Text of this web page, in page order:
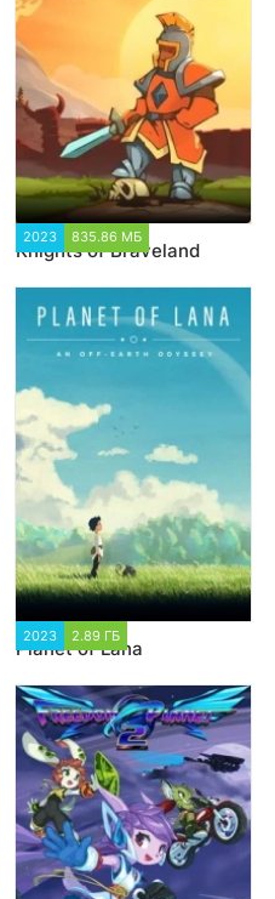
2023 835.86 МБ
Knights of Braveland
2023 2.89 ГБ
Planet of Lana